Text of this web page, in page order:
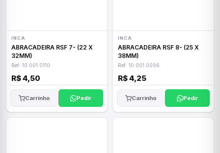
INCA
ABRACADEIRA RSF 7- (22 X
32MM)
Ref: 10.001.0110
R$ 4,50
Carrinho Pedir
INCA
ABRACADEIRA RSF 8- (25 X
38MM)
Ref: 10.001.0096
R$ 4,25
Carrinho Pedir